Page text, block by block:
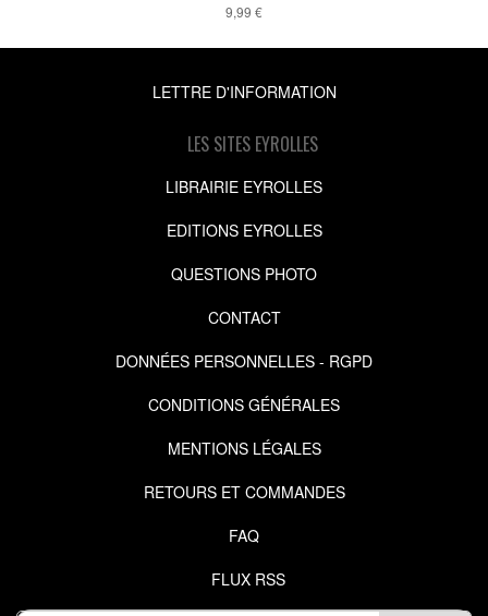
9,99 €
LETTRE D'INFORMATION
LES SITES EYROLLES
LIBRAIRIE EYROLLES
EDITIONS EYROLLES
QUESTIONS PHOTO
CONTACT
DONNÉES PERSONNELLES - RGPD
CONDITIONS GÉNÉRALES
MENTIONS LÉGALES
RETOURS ET COMMANDES
FAQ
FLUX RSS